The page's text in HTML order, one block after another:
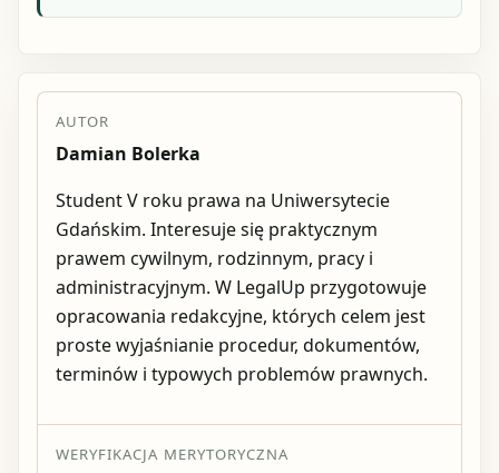
AUTOR
Damian Bolerka
Student V roku prawa na Uniwersytecie
Gdańskim. Interesuje się praktycznym
prawem cywilnym, rodzinnym, pracy i
administracyjnym. W LegalUp przygotowuje
opracowania redakcyjne, których celem jest
proste wyjaśnianie procedur, dokumentów,
terminów i typowych problemów prawnych.
WERYFIKACJA MERYTORYCZNA